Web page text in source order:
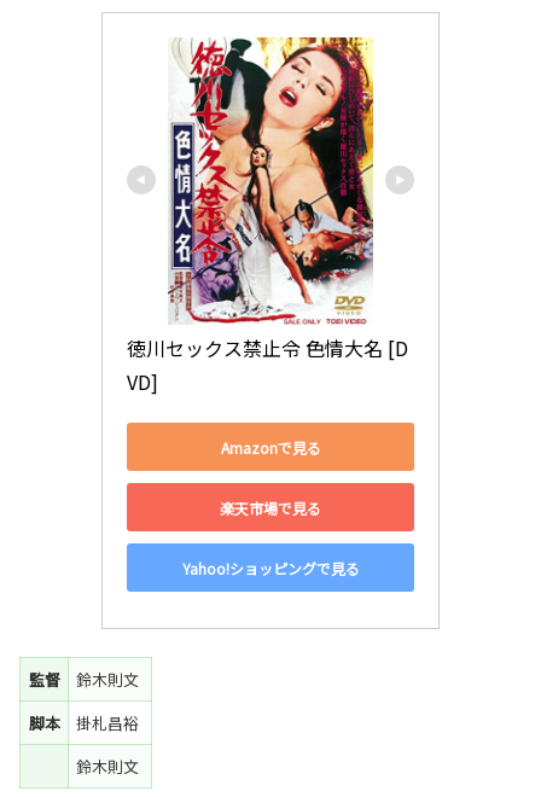
徳川セックス禁止令 色情大名 [D
VD]
Amazonで見る
楽天市場で見る
Yahoo!ショッピングで見る
監督
鈴木則文
脚本
掛札昌裕
鈴木則文